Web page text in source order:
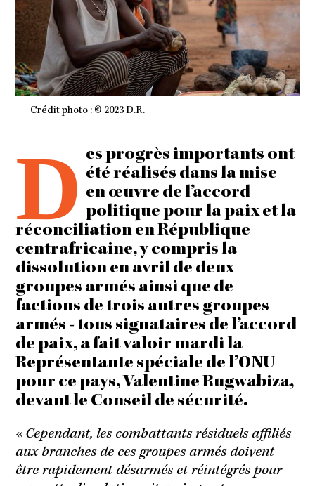
Crédit photo : © 2023 D.R.
D es progrès importants ont
été réalisés dans la mise
en œuvre de l’accord
politique pour la paix et la
réconciliation en République
centrafricaine, y compris la
dissolution en avril de deux
groupes armés ainsi que de
factions de trois autres groupes
armés - tous signataires de l’accord
de paix, a fait valoir mardi la
Représentante spéciale de l’ONU
pour ce pays, Valentine Rugwabiza,
devant le Conseil de sécurité.
« Cependant, les combattants résiduels affiliés
aux branches de ces groupes armés doivent
être rapidement désarmés et réintégrés pour